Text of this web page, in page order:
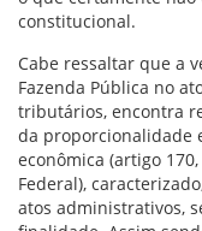
constitucional.
Cabe ressaltar que a
Fazenda Pública no
tributários, encontra
da proporcionalidade
econômica (artigo
Federal),
atos administrativos,